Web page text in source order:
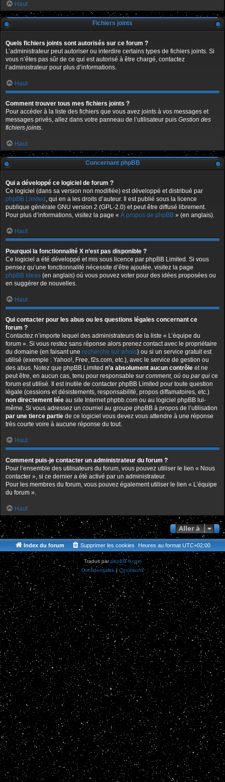
Haut
Fichiers joints
Quels fichiers joints sont autorisés sur ce forum ?
L’administrateur peut autoriser ou interdire certains types de fichiers joints. Si
vous n’êtes pas sûr de ce qui est autorisé à être chargé, contactez
l’administrateur pour plus d’informations.
Haut
Comment trouver tous mes fichiers joints ?
Pour accéder à la liste des fichiers que vous avez joints à vos messages et
messages privés, allez dans votre panneau de l’utilisateur puis Gestion des
fichiers joints.
Haut
Concernant phpBB
Qui a développé ce logiciel de forum ?
Ce logiciel (dans sa version non modifiée) est développé et distribué par
phpBB Limited , qui en a les droits d’auteur. Il est publié sous la licence
publique générale GNU version 2 (GPL-2.0) et peut être diffusé librement.
Pour plus d’informations, visitez la page « À propos de phpBB » (en anglais).
Haut
Pourquoi la fonctionnalité X n’est pas disponible ?
Ce logiciel a été développé et mis sous licence par phpBB Limited. Si vous
pensez qu’une fonctionnalité nécessite d’être ajoutée, visitez la page
phpBB Ideas (en anglais) où vous pouvez voter pour des idées proposées ou
en suggérer de nouvelles.
Haut
Qui contacter pour les abus ou les questions légales concernant ce
forum ?
Contactez n’importe lequel des administrateurs de la liste « L’équipe du
forum ». Si vous restez sans réponse alors prenez contact avec le propriétaire
du domaine (en faisant une recherche sur whois) ou si un service gratuit est
utilisé (exemple : Yahoo!, Free, f2s.com, etc.), avec le service de gestion ou
des abus. Notez que phpBB Limited n’a absolument aucun contrôle et ne
peut être, en aucun cas, tenu pour responsable sur comment, où ou par qui ce
forum est utilisé. Il est inutile de contacter phpBB Limited pour toute question
légale (cessions et désistements, responsabilité, propos diffamatoires, etc.)
non directement liée au site Internet phpbb.com ou au logiciel phpBB lui-
même. Si vous adressez un courriel au groupe phpBB à propos de l’utilisation
par une tierce partie de ce logiciel vous devez vous attendre à une réponse
très courte voire à aucune réponse du tout.
Haut
Comment puis-je contacter un administrateur du forum ?
Pour l’ensemble des utilisateurs du forum, vous pouvez utiliser le lien « Nous
contacter », si ce dernier a été activé par un administrateur.
Pour les membres du forum, vous pouvez également utiliser le lien « L’équipe
du forum ».
Haut
Aller à
Index du forum Heures au format UTC+02:00
Supprimer les cookies
Traduit parphpBB-fr.com
Confidentialité|Conditions